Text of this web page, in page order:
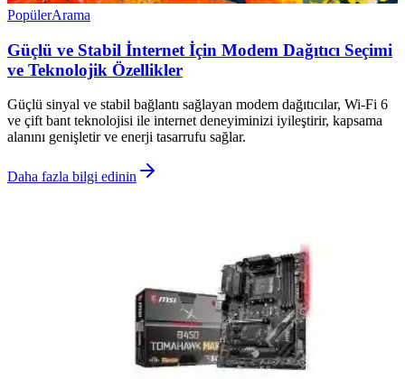
PopülerArama
Güçlü ve Stabil İnternet İçin Modem Dağıtıcı Seçimi
ve Teknolojik Özellikler
Güçlü sinyal ve stabil bağlantı sağlayan modem dağıtıcılar, Wi-Fi 6
ve çift bant teknolojisi ile internet deneyiminizi iyileştirir, kapsama
alanını genişletir ve enerji tasarrufu sağlar.
Daha fazla bilgi edinin